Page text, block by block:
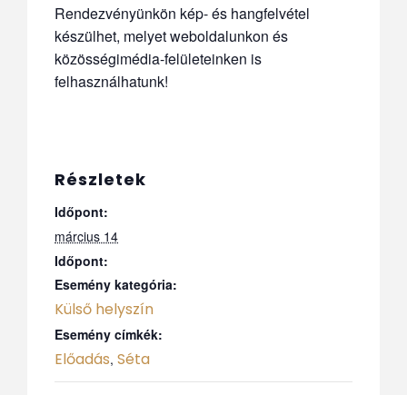
Rendezvényünkön kép- és hangfelvétel
készülhet, melyet weboldalunkon és
közösségimédia-felületeinken is
felhasználhatunk!
Részletek
Időpont:
március 14
Időpont:
Esemény kategória:
Külső helyszín
Esemény címkék:
Előadás, Séta